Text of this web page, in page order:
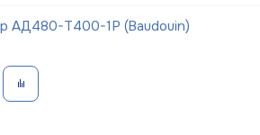
АД480-Т400-1Р (Baudouin)